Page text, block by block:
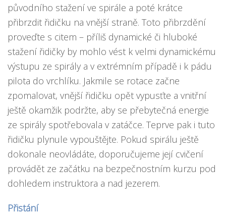
původního stažení ve spirále a poté krátce
přibrzdit řidičku na vnější straně. Toto přibrzdění
proveďte s citem – příliš dynamické či hluboké
stažení řidičky by mohlo vést k velmi dynamickému
výstupu ze spirály a v extrémním případě i k pádu
pilota do vrchlíku. Jakmile se rotace začne
zpomalovat, vnější řidičku opět vypusťte a vnitřní
ještě okamžik podržte, aby se přebytečná energie
ze spirály spotřebovala v zatáčce. Teprve pak i tuto
řidičku plynule vypouštějte. Pokud spirálu ještě
dokonale neovládáte, doporučujeme její cvičení
provádět ze začátku na bezpečnostním kurzu pod
dohledem instruktora a nad jezerem.
Přistání